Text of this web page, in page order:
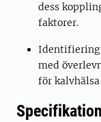
dess
faktorer.
Identifiering
med
för